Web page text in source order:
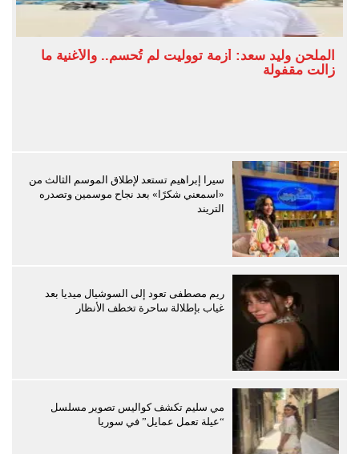
الملحن وليد سعد: أزمة تووليت لم تُحسم.. والأغنية ما
زالت مقفولة
سيرا إبراهيم تستعد لإطلاق الموسم الثالث من
«اسمعني شكرًا» بعد نجاح موسمين وتصدره
التريند
ريم مصطفى تعود إلى السوشيال ميديا بعد
غياب بإطلالة ساحرة تخطف الأنظار
مي سليم تكشف كواليس تصوير مسلسل
“عيلة تعمل عمايل” في سوريا